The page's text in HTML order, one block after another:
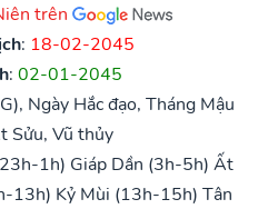
trên
: 18-02-2045
: 02-01-2045
Ngày Hắc đạo, Tháng Mậu
Sửu, Vũ thủy
1h) Giáp Dần (3h-5h) Ất
13h) Kỷ Mùi (13h-15h) Tân